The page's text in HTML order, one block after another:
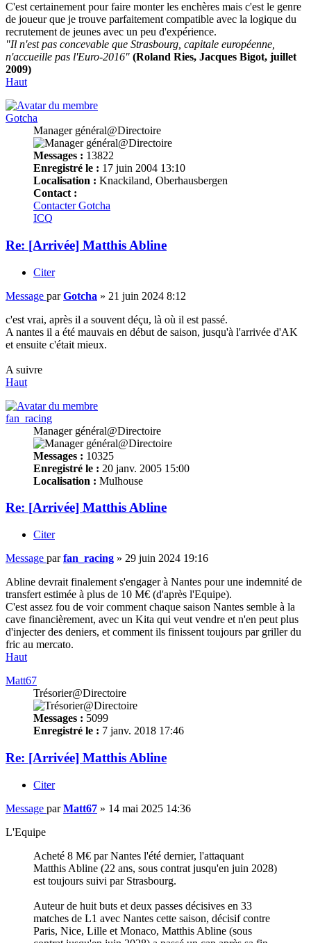
C'est certainement pour faire monter les enchères mais c'est le genre
de joueur que je trouve parfaitement compatible avec la logique du
recrutement de jeunes avec un peu d'expérience.
"Il n'est pas concevable que Strasbourg, capitale européenne,
n'accueille pas l'Euro-2016" (Roland Ries, Jacques Bigot, juillet
2009)
Haut
Gotcha
Manager général@Directoire
Messages : 13822
Enregistré le : 17 juin 2004 13:10
Localisation : Knackiland, Oberhausbergen
Contact :
Contacter Gotcha
ICQ
Re: [Arrivée] Matthis Abline
Citer
Message parGotcha » 21 juin 2024 8:12
c'est vrai, après il a souvent déçu, là où il est passé.
A nantes il a été mauvais en début de saison, jusqu'à l'arrivée d'AK
et ensuite c'était mieux.
A suivre
Haut
fan_racing
Manager général@Directoire
Messages : 10325
Enregistré le : 20 janv. 2005 15:00
Localisation : Mulhouse
Re: [Arrivée] Matthis Abline
Citer
Message parfan_racing » 29 juin 2024 19:16
Abline devrait finalement s'engager à Nantes pour une indemnité de
transfert estimée à plus de 10 M€ (d'après l'Equipe).
C'est assez fou de voir comment chaque saison Nantes semble à la
cave financièrement, avec un Kita qui veut vendre et n'en peut plus
d'injecter des deniers, et comment ils finissent toujours par griller du
fric au mercato.
Haut
Matt67
Trésorier@Directoire
Messages : 5099
Enregistré le : 7 janv. 2018 17:46
Re: [Arrivée] Matthis Abline
Citer
Message parMatt67 » 14 mai 2025 14:36
L'Equipe
Acheté 8 M€ par Nantes l'été dernier, l'attaquant
Matthis Abline (22 ans, sous contrat jusqu'en juin 2028)
est toujours suivi par Strasbourg.
Auteur de huit buts et deux passes décisives en 33
matches de L1 avec Nantes cette saison, décisif contre
Paris, Nice, Lille et Monaco, Matthis Abline (sous